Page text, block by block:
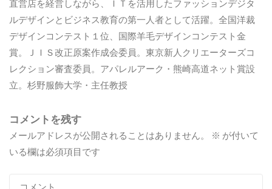
直営店を経営しながら、ＩＴを活用したファッションデジタ
ルデザインとビジネス教育の第一人者として活躍。全国洋裁
デザインコンテスト１位、国際羊毛デザインコンテスト金
賞。ＪＩＳ改正原案作成会委員。東京新人クリエーターズコ
レクション審査委員。アパレルアーク・熊崎高道ネット賞設
立。杉野服飾大学・主任教授
コメントを残す
メールアドレスが公開されることはありません。 ※ が付いて
いる欄は必須項目です